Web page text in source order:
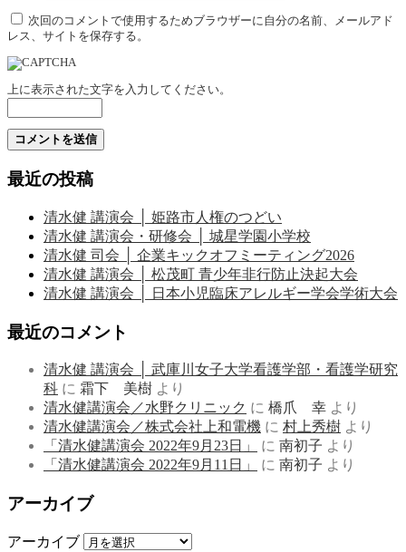
次回のコメントで使用するためブラウザーに自分の名前、メールアド
レス、サイトを保存する。
上に表示された文字を入力してください。
最近の投稿
清水健 講演会 │ 姫路市人権のつどい
清水健 講演会・研修会 │ 城星学園小学校
清水健 司会 │ 企業キックオフミーティング2026
清水健 講演会 │ 松茂町 青少年非行防止決起大会
清水健 講演会 │ 日本小児臨床アレルギー学会学術大会
最近のコメント
清水健 講演会 │ 武庫川女子大学看護学部・看護学研究
科 に 霜下 美樹 より
清水健講演会／水野クリニック に 橋爪 幸 より
清水健講演会／株式会社上和電機 に 村上秀樹 より
「清水健講演会 2022年9月23日」
に 南初子 より
「清水健講演会 2022年9月11日」
に 南初子 より
アーカイブ
アーカイブ